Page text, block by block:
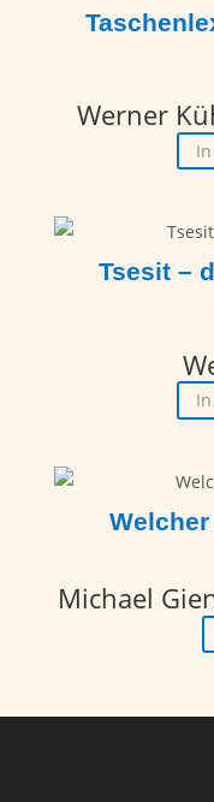
Werner
Tsesit –
Michael